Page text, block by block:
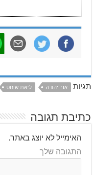
תגיות אור יהודה ליאת שוחט
כתיבת תגובה
האימייל לא יוצג באתר.
התגובה שלך